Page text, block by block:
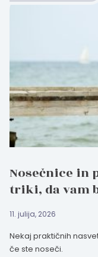
Nosečnice in
triki, da vam
11. julija, 2026
Nekaj praktičnih
če ste noseči.